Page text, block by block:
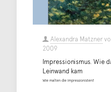
Alexandra Matzner
2009
Impressionismus. Wie
Leinwand kam
Wie malten die Impressionisten?